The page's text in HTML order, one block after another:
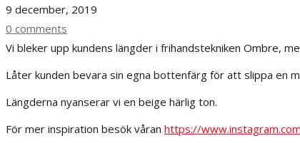
9 december, 2019
0 comments
Vi bleker upp kundens längder i frihandstekniken Ombre,
Låter kunden bevara sin egna bottenfärg för att slippa en
Längderna nyanserar vi en beige härlig ton.
För mer inspiration besök våran https://